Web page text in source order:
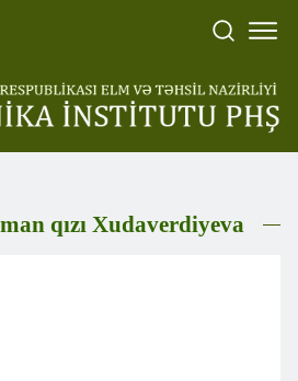
qızı Xudaverdiyeva